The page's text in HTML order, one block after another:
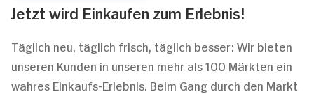
Jetzt wird Einkaufen zum Erlebnis!
Täglich neu, täglich frisch, täglich besser: Wir bieten
unseren Kunden in unseren mehr als 100 Märkten ein
wahres Einkaufs-Erlebnis. Beim Gang durch den Markt